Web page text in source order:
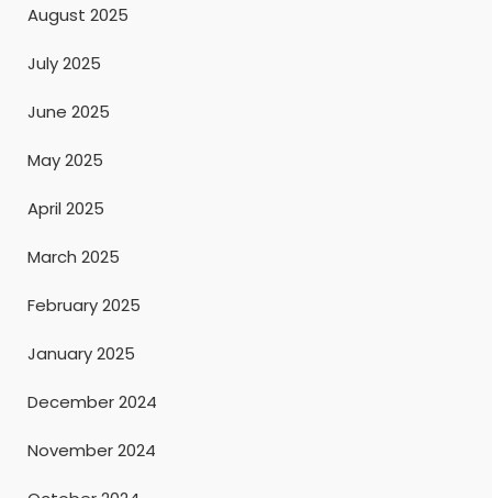
August 2025
July 2025
June 2025
May 2025
April 2025
March 2025
February 2025
January 2025
December 2024
November 2024